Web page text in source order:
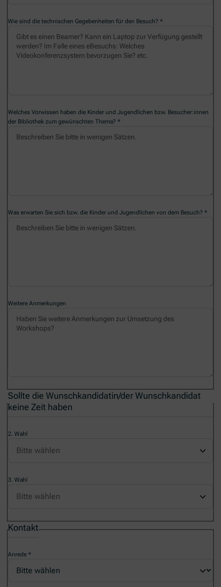
Wie sind die technischen Gegebenheiten für den Besuch?
Welches Vorwissen haben die Kinder und Jugendlichen bzw. Besucher:innen
der Bibliothek zum gewünschten Thema?
Was erwarten Sie sich bzw. die Kinder und Jugendlichen von dem Besuch?
Weitere Anmerkungen
Sollte die Wunschkandidatin/der Wunschkandidat
keine Zeit haben
2. Wahl
3. Wahl
Kontakt
Anrede